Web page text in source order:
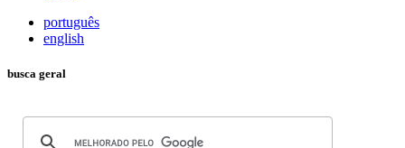
português
english
busca geral